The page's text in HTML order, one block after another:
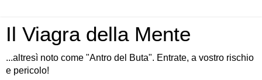
Il Viagra della Mente
...altresì noto come "Antro del Buta". Entrate, a vostro rischio
e pericolo!